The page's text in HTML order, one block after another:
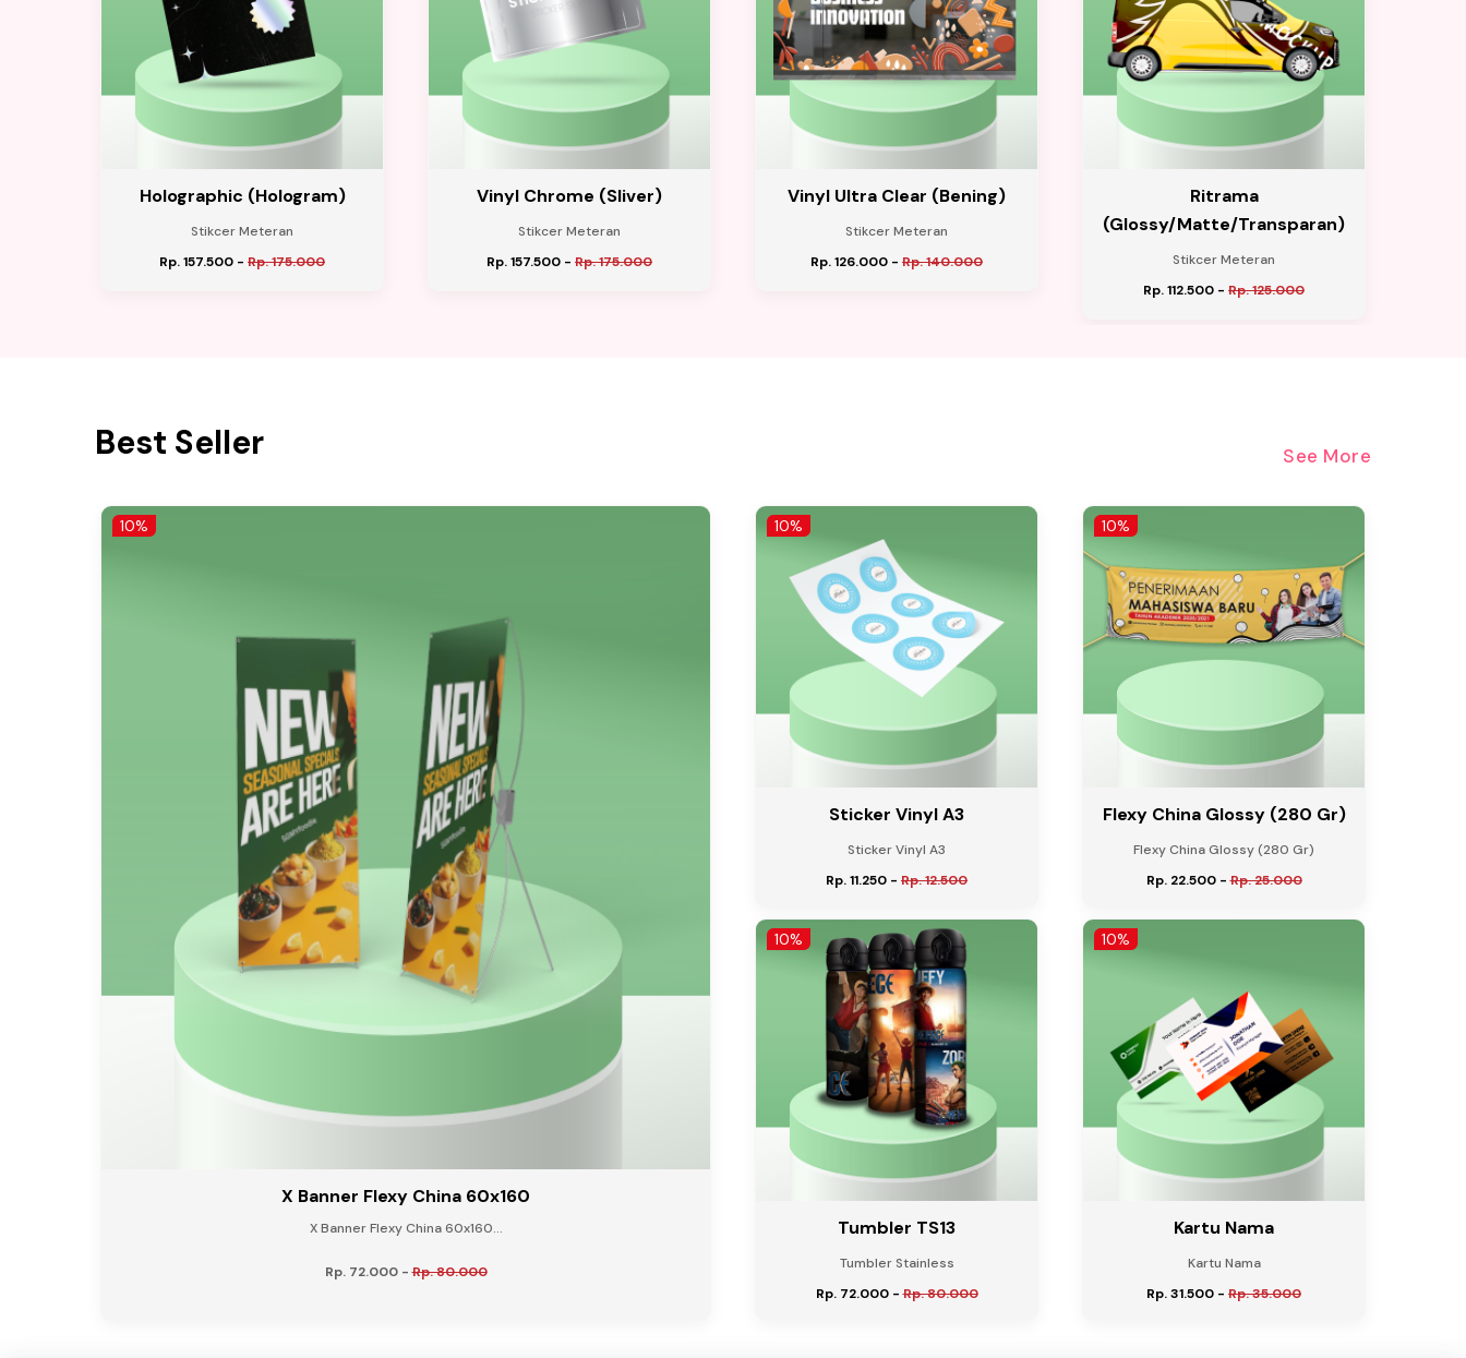
Holographic (Hologram)
Stikcer Meteran
Rp. 157.500 - Rp. 175.000
Vinyl Chrome (Sliver)
Stikcer Meteran
Rp. 157.500 - Rp. 175.000
Vinyl Ultra Clear (Bening)
Stikcer Meteran
Rp. 126.000 - Rp. 140.000
Ritrama
(Glossy/Matte/Transparan)
Stikcer Meteran
Rp. 112.500 - Rp. 125.000
Best Seller See More
10%
X Banner Flexy China 60x160
X Banner Flexy China 60x160...
Rp. 72.000-Rp. 80.000
10%
Sticker Vinyl A3
Sticker Vinyl A3
Rp. 11.250 - Rp. 12.500
10%
Flexy China Glossy (280 Gr)
Flexy China Glossy (280 Gr)
Rp. 22.500-Rp. 25.000
10%
Tumbler TS13
Tumbler Stainless
Rp. 72.000-Rp. 80.000
10%
Kartu Nama
Kartu Nama
Rp. 31.500 - Rp. 35.000